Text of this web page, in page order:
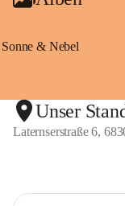
Sonne & Nebel
Unser
Laternserstraße 6,